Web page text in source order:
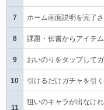
7 ホーム画面説明を完了
8 課題・伝書からアイテ
9 おいのりをタップして
10 引けるだけガチャを引く
11
狙いのキャラが出なけ